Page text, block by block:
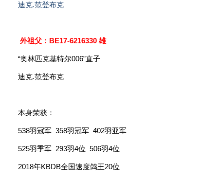
迪克.范登布克
外祖父： BE17-6216330 雄
“奥林匹克基特尔006”直子
迪克.范登布克
本身荣获：
538羽冠军 358羽冠军 402羽亚军
525羽季军 293羽4位 506羽4位
2018年KBDB全国速度鸽王20位